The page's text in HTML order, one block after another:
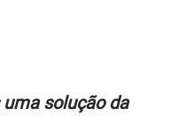
solução da